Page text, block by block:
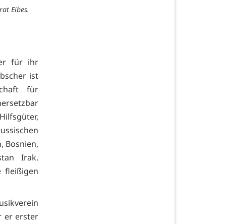
Eibes.
für ihr
ist
für
Bosnien,
Irak.
fleißigen
er erster